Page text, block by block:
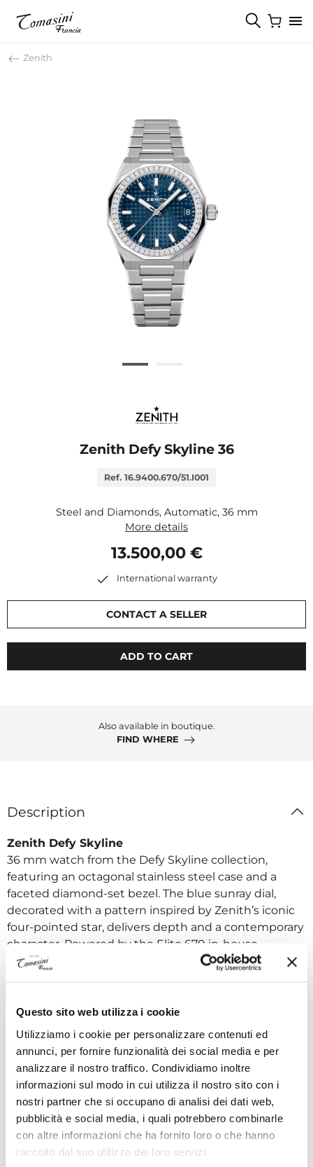
Questo sito web utilizza i cookie
Utilizziamo i cookie per personalizzare contenuti ed
annunci, per fornire funzionalità dei social media e per
analizzare il nostro traffico. Condividiamo inoltre
informazioni sul modo in cui utilizza il nostro sito con i
nostri partner che si occupano di analisi dei dati web,
pubblicità e social media, i quali potrebbero combinarle
con altre informazioni che ha fornito loro o che hanno
raccolto dal suo utilizzo dei loro servizi.
Zenith
Zenith Defy Skyline 36
Ref. 16.9400.670/51.I001
Steel and Diamonds, Automatic, 36 mm
More details
13.500,00 €
International warranty
CONTACT A SELLER
ADD TO CART
Also available in boutique.
FIND WHERE
Description
Zenith Defy Skyline
36 mm watch from the Defy Skyline collection,
featuring an octagonal stainless steel case and a
faceted diamond-set bezel. The blue sunray dial,
decorated with a pattern inspired by Zenith’s iconic
four-pointed star, delivers depth and a contemporary
character. Powered by the Elite 670 in-house
automatic movement, it offers approximately 50
including a steel bracelet and an additional rubber
strap, ensures versatility and comfort.
Technical specifications
ADVANTAGES OF BUYING FROM TOMASINI